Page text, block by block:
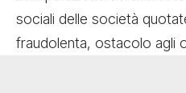
sociali delle società
fraudolenta, ostacolo agli